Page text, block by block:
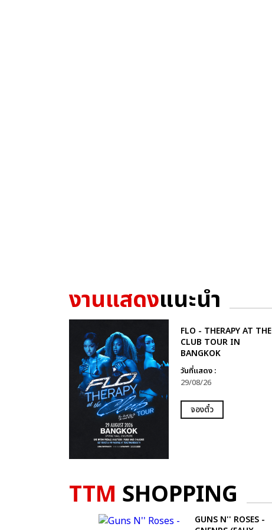
งานแสดงแนะนำ
FLO - THERAPY AT THE
CLUB TOUR IN
BANGKOK
วันที่แสดง :
29/08/26
จองตั๋ว
TTM SHOPPING
GUNS N'' ROSES -